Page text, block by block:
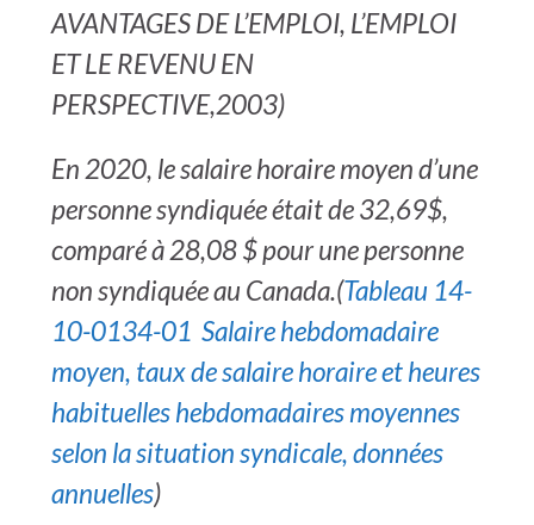
AVANTAGES DE L’EMPLOI, L’EMPLOI
ET LE REVENU EN
PERSPECTIVE,2003)
En 2020, le salaire horaire moyen d’une
personne syndiquée était de 32,69$,
comparé à 28,08 $ pour une personne
non syndiquée au Canada.(Tableau 14-
10-0134-01 Salaire hebdomadaire
moyen, taux de salaire horaire et heures
habituelles hebdomadaires moyennes
selon la situation syndicale, données
annuelles)